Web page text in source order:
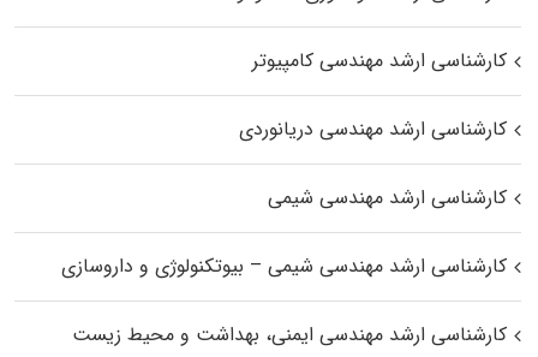
کارشناسی ارشد مهندسی کامپیوتر
کارشناسی ارشد مهندسی دریانوردی
کارشناسی ارشد مهندسی شیمی
کارشناسی ارشد مهندسی شیمی – بیوتکنولوژی و داروسازی
کارشناسی ارشد مهندسی ایمنی، بهداشت و محیط زیست